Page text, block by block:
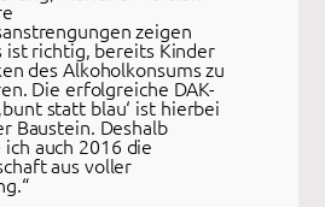
zeigen
ist richtig, bereits Kinder
des Alkoholkonsums zu
Die erfolgreiche DAK-
statt blau‘ ist hierbei
Baustein. Deshalb
auch 2016 die
aus voller